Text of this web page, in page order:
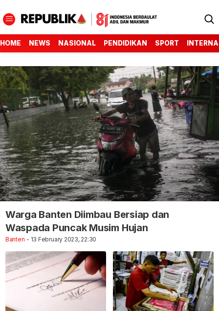
HOME NEWS NASIONAL PENDIDIKAN SPORT
Warga Banten Diimbau Bersiap dan
Waspada Puncak Musim Hujan
Banten - 13 February 2023, 22:30